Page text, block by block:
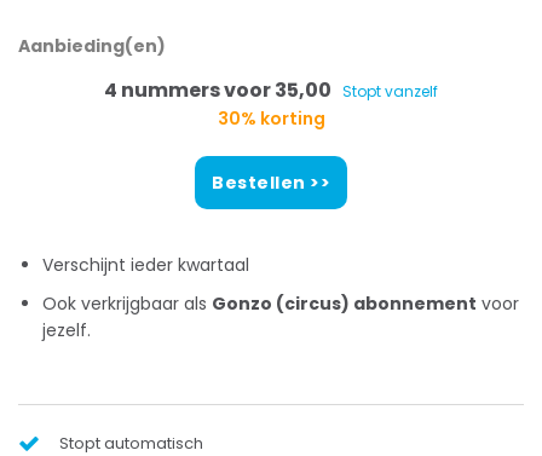
Aanbieding(en)
4 nummers voor 35,00 Stopt vanzelf
30% korting
Bestellen >>
Verschijnt ieder kwartaal
Ook verkrijgbaar als Gonzo (circus) abonnement voor
jezelf.
Stopt automatisch